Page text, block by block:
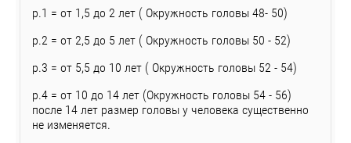
р.1 = от 1,5 до 2 лет ( Окружность головы 48- 50)
р.2 = от 2,5 до 5 лет ( Окружность головы 50 - 52)
р.3 = от 5,5 до 10 лет ( Окружность головы 52 - 54)
р.4 = от 10 до 14 лет (Окружность головы 54 - 56)
после 14 лет размер головы у человека существенно
не изменяется.